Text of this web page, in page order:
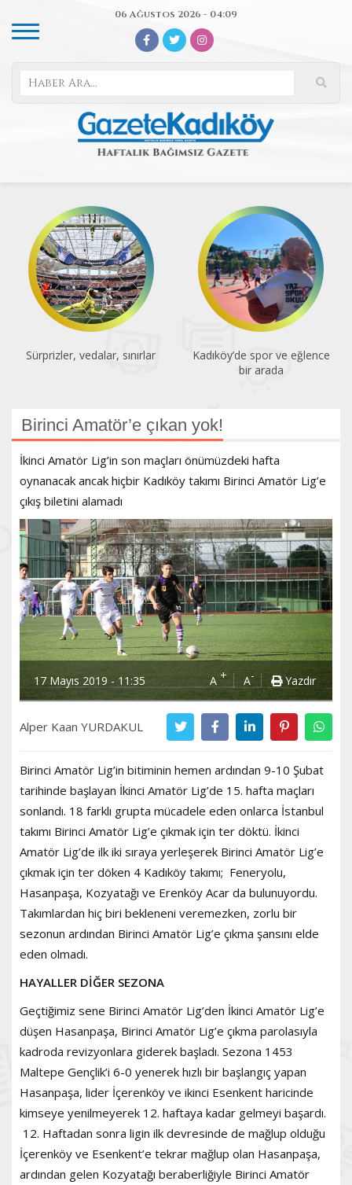
06 Ağustos 2026 - 04:09
Kadıköy’de spor ve eğlence
Acıbadem Yüzme Havuzu
yenilendi
Birinci Amatör’e çıkan yok!
İkinci Amatör Lig’in son maçları önümüzdeki hafta
oynanacak ancak hiçbir Kadıköy takımı Birinci Amatör Lig’e
çıkış biletini alamadı
17 Mayıs 2019 - 11:35 A + A- Yazdır
Alper Kaan YURDAKUL
Birinci Amatör Lig’in bitiminin hemen ardından 9-10 Şubat
tarihinde başlayan İkinci Amatör Lig’de 15. hafta maçları
sonlandı. 18 farklı grupta mücadele eden onlarca İstanbul
takımı Birinci Amatör Lig’e çıkmak için ter döktü. İkinci
Amatör Lig’de ilk iki sıraya yerleşerek Birinci Amatör Lig’e
çıkmak için ter döken 4 Kadıköy takımı; Feneryolu,
Hasanpaşa, Kozyatağı ve Erenköy Acar da bulunuyordu.
Takımlardan hiç biri bekleneni veremezken, zorlu bir
sezonun ardından Birinci Amatör Lig’e çıkma şansını elde
eden olmadı.
HAYALLER DİĞER SEZONA
Geçtiğimiz sene Birinci Amatör Lig’den İkinci Amatör Lig’e
düşen Hasanpaşa, Birinci Amatör Lig’e çıkma parolasıyla
kadroda revizyonlara giderek başladı. Sezona 1453
Maltepe Gençlik’i 6-0 yenerek hızlı bir başlangıç yapan
Hasanpaşa, lider İçerenköy ve ikinci Esenkent haricinde
kimseye yenilmeyerek 12. haftaya kadar gelmeyi başardı.
12. Haftadan sonra ligin ilk devresinde de mağlup olduğu
İçerenköy ve Esenkent’e tekrar mağlup olan Hasanpaşa,
ardından gelen Kozyatağı beraberliğiyle Birinci Amatör